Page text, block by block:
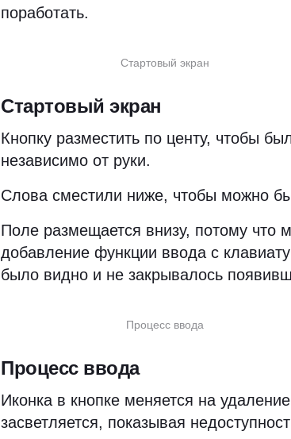
поработать.
Стартовый экран
Стартовый экран
Кнопку разместить по центу, чтобы
независимо от руки.
Слова сместили ниже, чтобы можно
Поле размещается внизу, потому что
добавление функции ввода с
было видно и не закрывалось
Процесс ввода
Процесс ввода
Иконка в кнопке меняется на
засветляется, показывая